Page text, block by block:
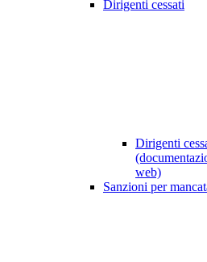
Dirigenti cessati
Dirigenti
web)
Sanzioni per